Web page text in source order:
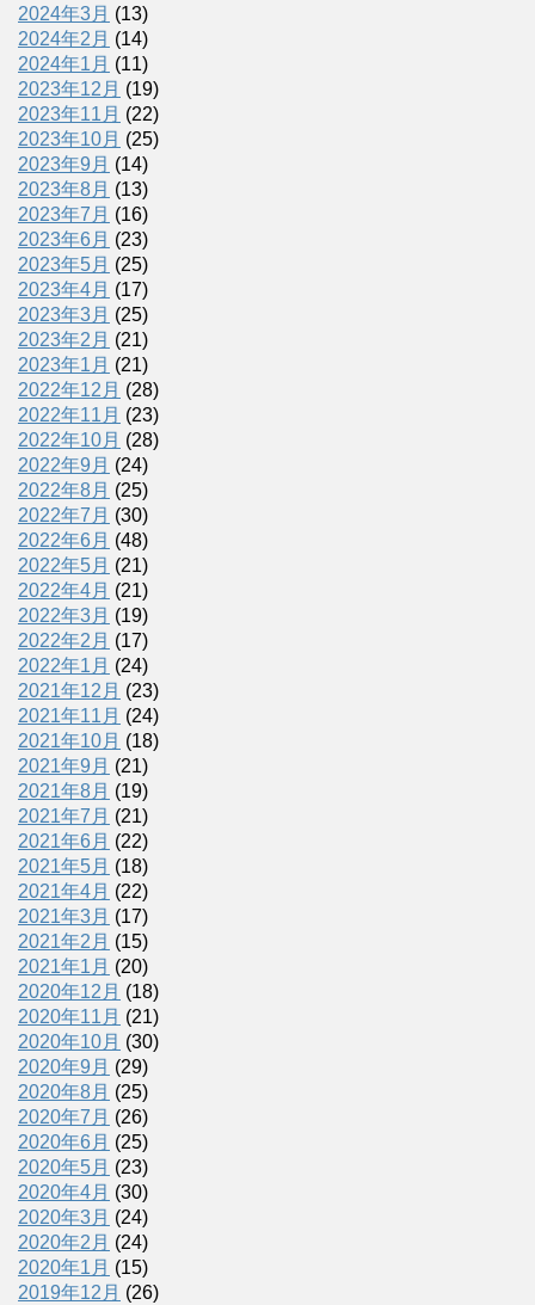
2024年3月 (13)
2024年2月 (14)
2024年1月 (11)
2023年12月 (19)
2023年11月 (22)
2023年10月 (25)
2023年9月 (14)
2023年8月 (13)
2023年7月 (16)
2023年6月 (23)
2023年5月 (25)
2023年4月 (17)
2023年3月 (25)
2023年2月 (21)
2023年1月 (21)
2022年12月 (28)
2022年11月 (23)
2022年10月 (28)
2022年9月 (24)
2022年8月 (25)
2022年7月 (30)
2022年6月 (48)
2022年5月 (21)
2022年4月 (21)
2022年3月 (19)
2022年2月 (17)
2022年1月 (24)
2021年12月 (23)
2021年11月 (24)
2021年10月 (18)
2021年9月 (21)
2021年8月 (19)
2021年7月 (21)
2021年6月 (22)
2021年5月 (18)
2021年4月 (22)
2021年3月 (17)
2021年2月 (15)
2021年1月 (20)
2020年12月 (18)
2020年11月 (21)
2020年10月 (30)
2020年9月 (29)
2020年8月 (25)
2020年7月 (26)
2020年6月 (25)
2020年5月 (23)
2020年4月 (30)
2020年3月 (24)
2020年2月 (24)
2020年1月 (15)
2019年12月 (26)